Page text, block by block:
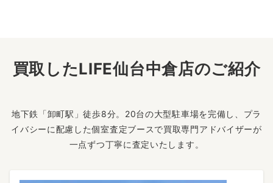
買取したLIFE仙台中倉店のご紹介
地下鉄「卸町駅」徒歩8分。20台の大型駐車場を完備し、プラ
イバシーに配慮した個室査定ブースで買取専門アドバイザーが
一点ずつ丁寧に査定いたします。